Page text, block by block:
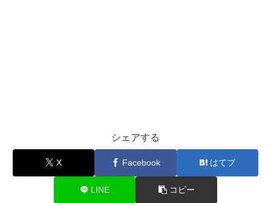
シェアする
X Facebook はてブ
LINE コピー